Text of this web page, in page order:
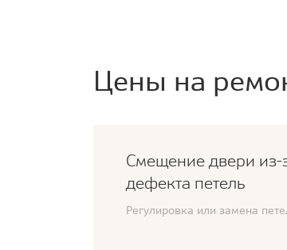
Цены на
Смещение двери из-
дефекта петель
Регулировка или замена